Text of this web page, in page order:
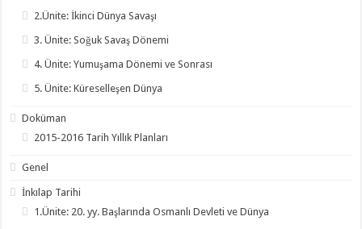
2.Ünite: İkinci Dünya Savaşı
3. Ünite: Soğuk Savaş Dönemi
4. Ünite: Yumuşama Dönemi ve Sonrası
5. Ünite: Küreselleşen Dünya
Doküman
2015-2016 Tarih Yıllık Planları
Genel
İnkılap Tarihi
1.Ünite: 20. yy. Başlarında Osmanlı Devleti ve Dünya